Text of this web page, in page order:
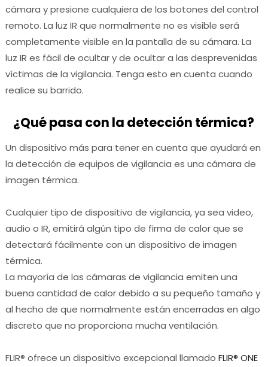
cámara y presione cualquiera de los botones del control
remoto. La luz IR que normalmente no es visible será
completamente visible en la pantalla de su cámara. La
luz IR es fácil de ocultar y de ocultar a las desprevenidas
víctimas de la vigilancia. Tenga esto en cuenta cuando
realice su barrido.
¿Qué pasa con la detección térmica?
Un dispositivo más para tener en cuenta que ayudará en
la detección de equipos de vigilancia es una cámara de
imagen térmica.
Cualquier tipo de dispositivo de vigilancia, ya sea video,
audio o IR, emitirá algún tipo de firma de calor que se
detectará fácilmente con un dispositivo de imagen
térmica.
La mayoría de las cámaras de vigilancia emiten una
buena cantidad de calor debido a su pequeño tamaño y
al hecho de que normalmente están encerradas en algo
discreto que no proporciona mucha ventilación.
FLIR® ofrece un dispositivo excepcional llamado FLIR® ONE